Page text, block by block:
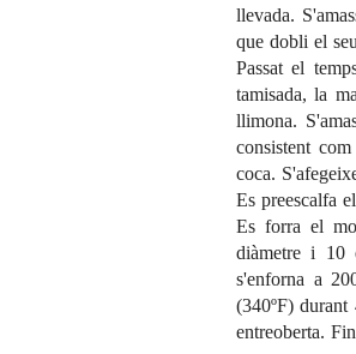
llevada.
que dobli el
Passat el
tamisada, la
llimona.
consistent
coca.
Es preescalfa
Es forra el
diàmetre i 10
s'enforna a
(340ºF)
entreoberta.